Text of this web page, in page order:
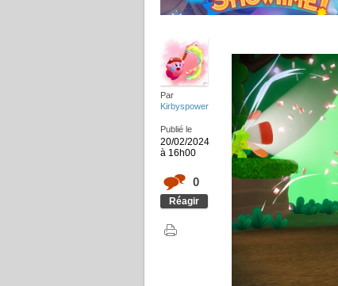
Par
Kirbyspower
Publié le
20/02/2024
à 16h00
0
Réagir